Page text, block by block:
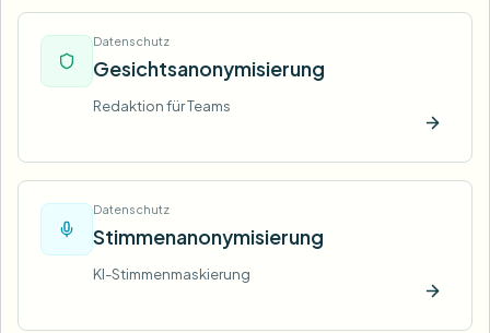
Datenschutz
Gesichtsanonymisierung
Redaktion für Teams
Jetzt
Datenschutz
Stimmenanonymisierung
KI-Stimmenmaskierung
Jetzt